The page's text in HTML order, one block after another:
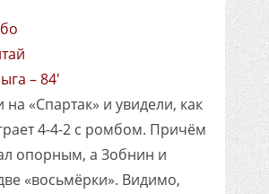
– 84'
на «Спартак» и увидели, как
4-4-2 с ромбом. Причём
опорным, а Зобнин и
«восьмёрки». Видимо,